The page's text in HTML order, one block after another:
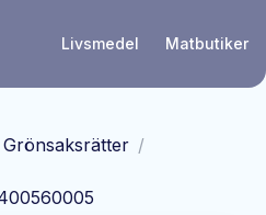
Livsmedel Matbutiker
Grönsaksrätter /